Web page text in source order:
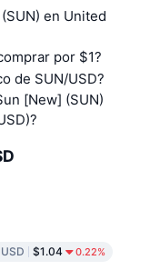
en United
por $1?
de SUN/USD?
[New] (SUN)
$1.04 0.22%